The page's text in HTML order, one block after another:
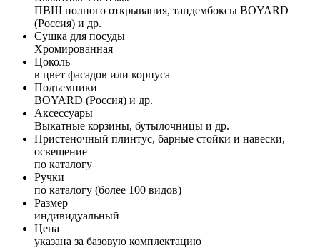
ПВШ полного открывания, тандембоксы BOYARD
(Россия) и др.
Сушка для посуды
Хромированная
Цоколь
в цвет фасадов или корпуса
Подъемники
BOYARD (Россия) и др.
Аксессуары
Выкатные корзины, бутылочницы и др.
Пристеночный плинтус, барные стойки и навески,
освещение
по каталогу
Ручки
по каталогу (более 100 видов)
Размер
индивидуальный
Цена
указана за базовую комплектацию